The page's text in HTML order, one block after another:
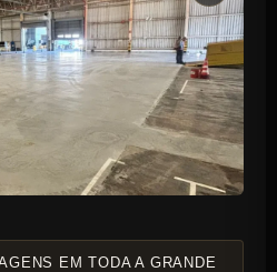
EM TODA A GRANDE